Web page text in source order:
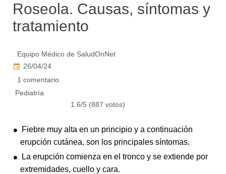
Roseola. Causas, síntomas y
tratamiento
Equipo Médico de SaludOnNet
26/04/24
1 comentario.
Pediatría
1.6/5 (887 votos)
Fiebre muy alta en un principio y a continuación
erupción cutánea, son los principales síntomas.
La erupción comienza en el tronco y se extiende por
extremidades, cuello y cara.